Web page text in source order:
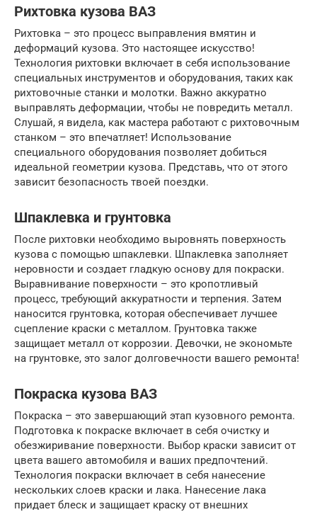
Рихтовка кузова ВАЗ
Рихтовка – это процесс выправления вмятин и
деформаций кузова. Это настоящее искусство!
Технология рихтовки включает в себя использование
специальных инструментов и оборудования, таких как
рихтовочные станки и молотки. Важно аккуратно
выправлять деформации, чтобы не повредить металл.
Слушай, я видела, как мастера работают с рихтовочным
станком – это впечатляет! Использование
специального оборудования позволяет добиться
идеальной геометрии кузова. Представь, что от этого
зависит безопасность твоей поездки.
Шпаклевка и грунтовка
После рихтовки необходимо выровнять поверхность
кузова с помощью шпаклевки. Шпаклевка заполняет
неровности и создает гладкую основу для покраски.
Выравнивание поверхности – это кропотливый
процесс, требующий аккуратности и терпения. Затем
наносится грунтовка, которая обеспечивает лучшее
сцепление краски с металлом. Грунтовка также
защищает металл от коррозии. Девочки, не экономьте
на грунтовке, это залог долговечности вашего ремонта!
Покраска кузова ВАЗ
Покраска – это завершающий этап кузовного ремонта.
Подготовка к покраске включает в себя очистку и
обезжиривание поверхности. Выбор краски зависит от
цвета вашего автомобиля и ваших предпочтений.
Технология покраски включает в себя нанесение
нескольких слоев краски и лака. Нанесение лака
придает блеск и защищает краску от внешних